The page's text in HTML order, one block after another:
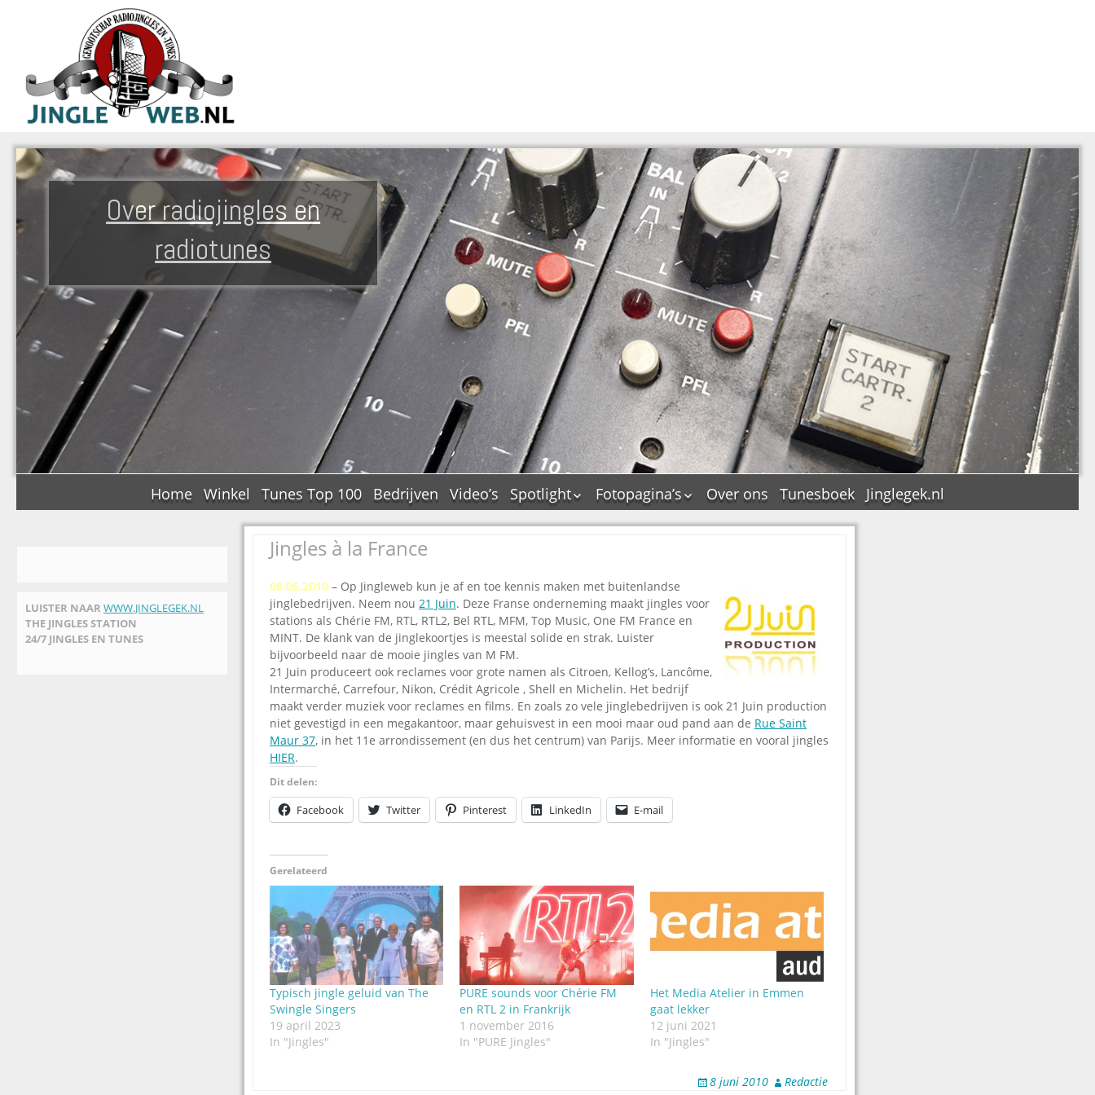
Over radiojingles en
radiotunes
Home Winkel Tunes Top 100 Bedrijven Video’s
Spotlight
De Tourflitsjingle –
Dallas jingle city
De Tourtune
Ferry Maat 65
Ferry Maat interview
Jingle Awards
Jingle NIEUW
Omroepbanden
Uitvinding
jinglecassette
Fotopagina’s
JAM in pictures
Pepper & Tanner in
pictures
Top Format in
pictures
Dik Voormekaar in
foto’s
Over ons Tunesboek Jinglegek.nl
LUISTER NAAR WWW.JINGLEGEK.NL
THE JINGLES STATION
24/7 JINGLES EN TUNES
Jingles à la France
08.06.2010 – Op Jingleweb kun je af en toe kennis maken met buitenlandse
jinglebedrijven. Neem nou 21 Juin. Deze Franse onderneming maakt jingles voor
stations als Chérie FM, RTL, RTL2, Bel RTL, MFM, Top Music, One FM France en
MINT. De klank van de jinglekoortjes is meestal solide en strak. Luister
bijvoorbeeld naar de mooie jingles van M FM.
21 Juin produceert ook reclames voor grote namen als Citroen, Kellog’s, Lancôme,
Intermarché, Carrefour, Nikon, Crédit Agricole , Shell en Michelin. Het bedrijf
maakt verder muziek voor reclames en films. En zoals zo vele jinglebedrijven is ook 21 Juin production
niet gevestigd in een megakantoor, maar gehuisvest in een mooi maar oud pand aan de Rue Saint
Maur 37, in het 11e arrondissement (en dus het centrum) van Parijs. Meer informatie en vooral jingles
HIER.
Dit delen:
Facebook Twitter Pinterest LinkedIn E-mail
Gerelateerd
Typisch jingle geluid van The
Swingle Singers
19 april 2023
In "Jingles"
PURE sounds voor Chérie FM
en RTL 2 in Frankrijk
1 november 2016
In "PURE Jingles"
Het Media Atelier in Emmen
gaat lekker
12 juni 2021
In "Jingles"
8 juni 2010 Redactie